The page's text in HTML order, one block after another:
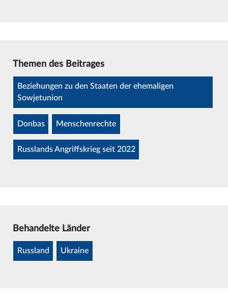
Themen des Beitrages
Beziehungen zu den Staaten der ehemaligen
Sowjetunion
Donbas Menschenrechte
Russlands Angriffskrieg seit 2022
Behandelte Länder
Russland Ukraine